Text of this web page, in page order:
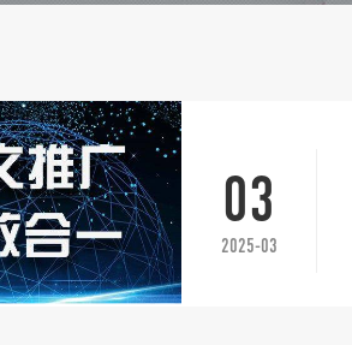
03
2025-03